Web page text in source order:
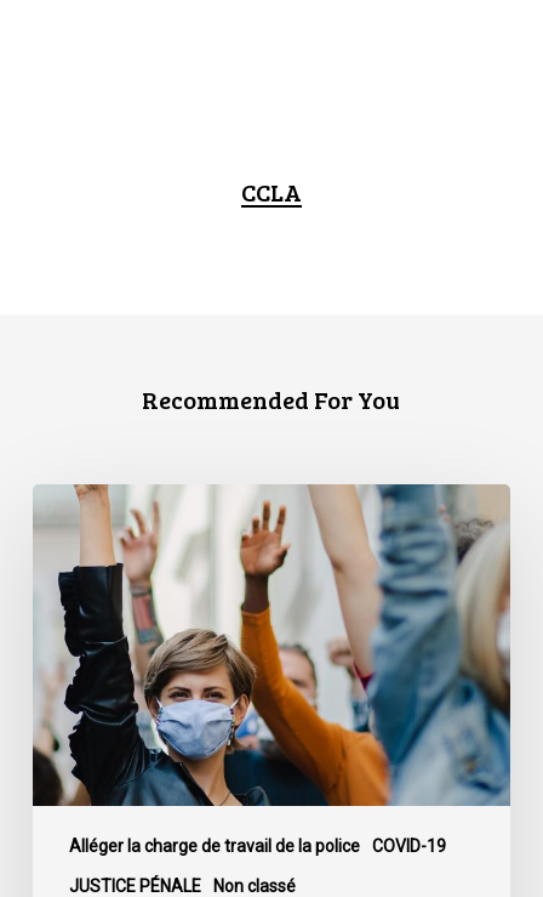
CCLA
Recommended For You
Alléger la charge de travail de la police COVID-19
JUSTICE PÉNALE
Non classé
L’ACLC
et
PPMP
publient
nouveau
rapport
analysant
l’action
policière